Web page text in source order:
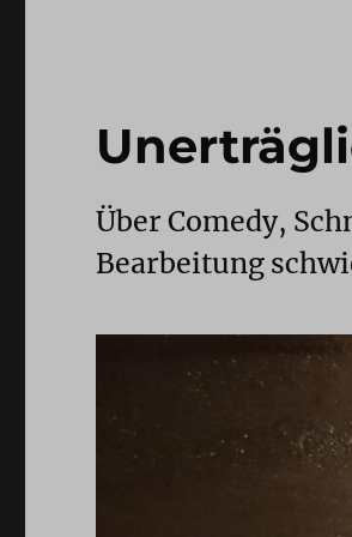
Über Comedy,
Bearbeitung